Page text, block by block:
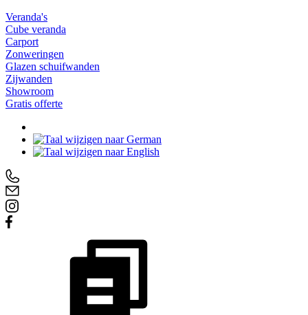
Veranda's
Cube veranda
Carport
Zonweringen
Glazen schuifwanden
Zijwanden
Showroom
Gratis offerte